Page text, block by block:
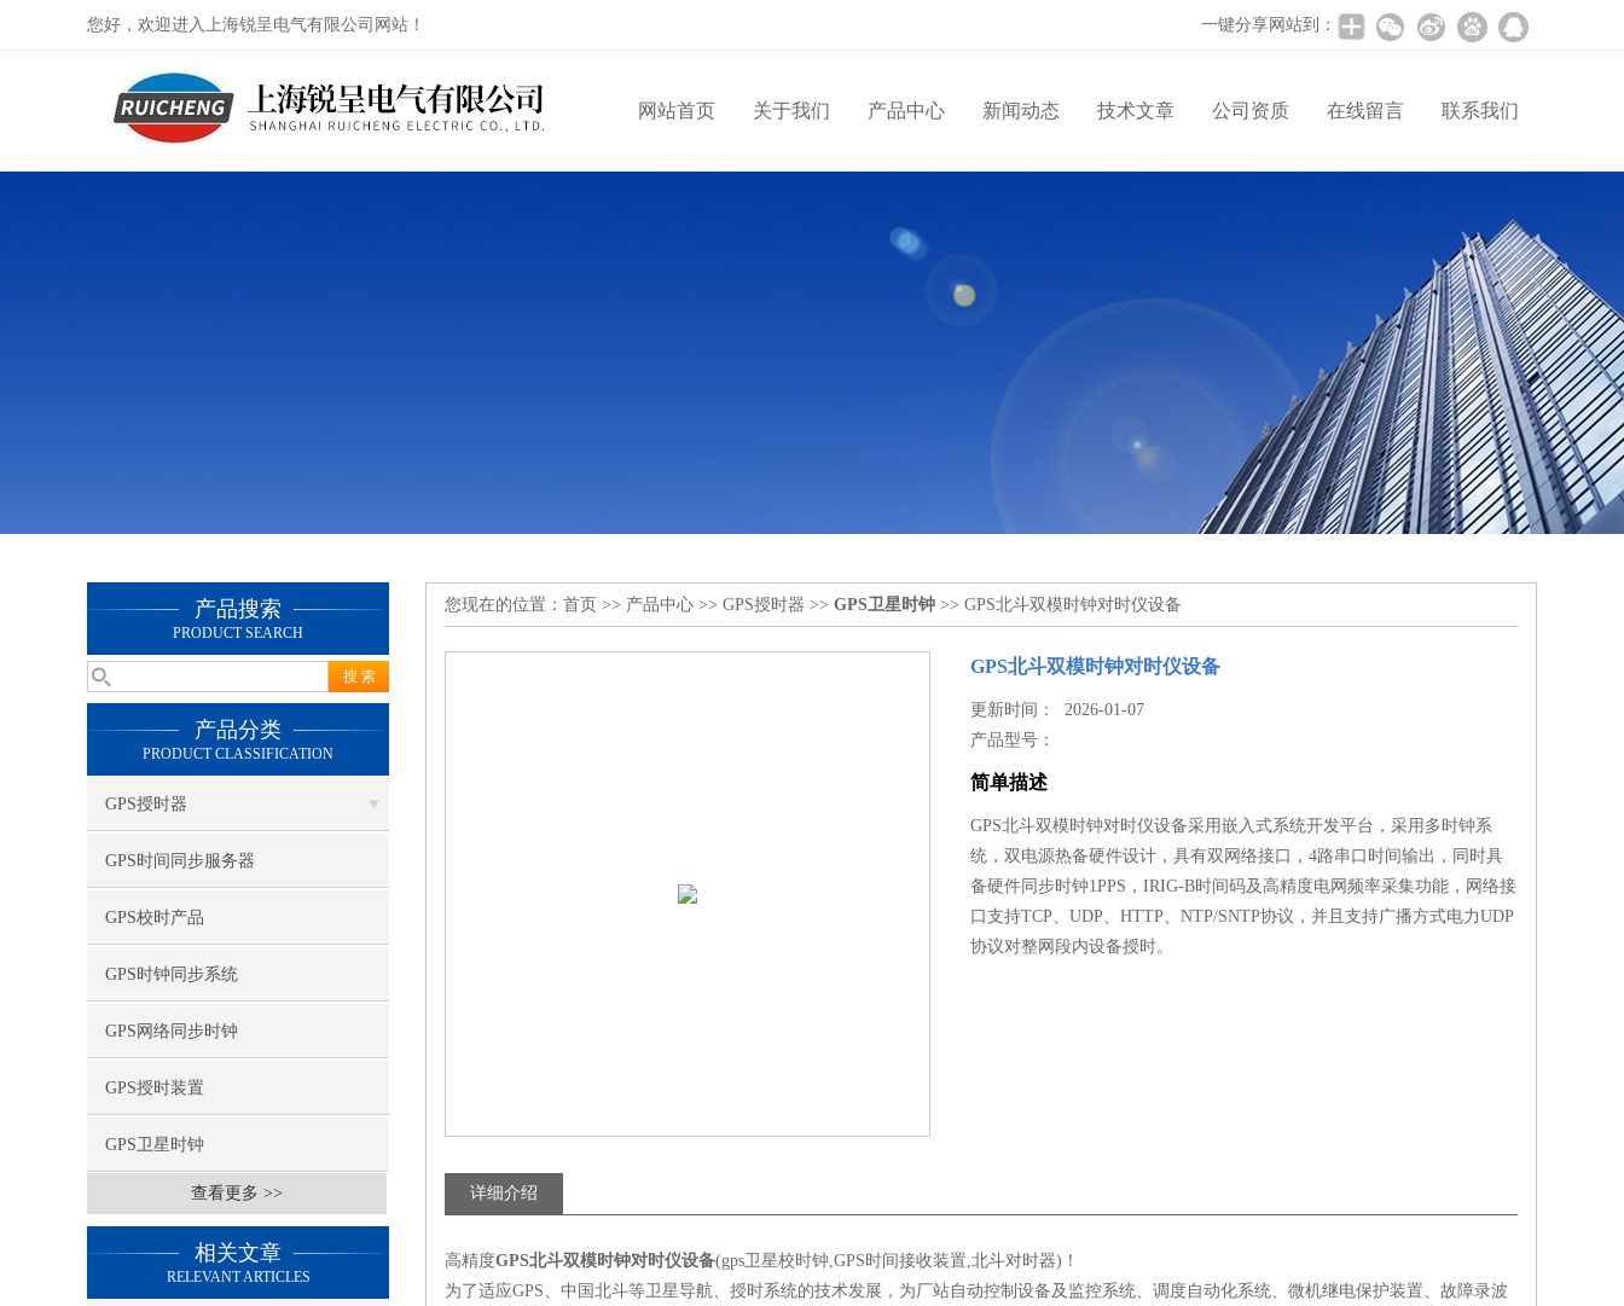
您好，欢迎进入上海锐呈电气有限公司网站！ 一键分享网站到：
网站首页 关于我们 产品中心 新闻动态 技术文章 公司资质 在线留言 联系我们
产品搜索
PRODUCT SEARCH
产品分类
PRODUCT CLASSIFICATION
GPS授时器
GPS时间同步服务器
GPS校时产品
GPS时钟同步系统
GPS网络同步时钟
GPS授时装置
GPS卫星时钟
查看更多 >>
相关文章
RELEVANT ARTICLES
您现在的位置： 首页 >> 产品中心 >> GPS授时器 >> GPS卫星时钟 >> GPS北斗双模时钟对时仪设备
GPS北斗双模时钟对时仪设备
更新时间： 2026-01-07
产品型号：
简单描述
GPS北斗双模时钟对时仪设备采用嵌入式系统开发平台，采用多时钟系
统，双电源热备硬件设计，具有双网络接口，4路串口时间输出，同时具
备硬件同步时钟1PPS，IRIG-B时间码及高精度电网频率采集功能，网络接
口支持TCP、UDP、HTTP、NTP/SNTP协议，并且支持广播方式电力UDP
协议对整网段内设备授时。
详细介绍
高精度GPS北斗双模时钟对时仪设备(gps卫星校时钟,GPS时间接收装置,北斗对时器) ！
为了适应GPS、中国北斗等卫星导航、授时系统的技术发展，为厂站自动控制设备及监控系统、调度自动化系统、微机继电保护装置、故障录波